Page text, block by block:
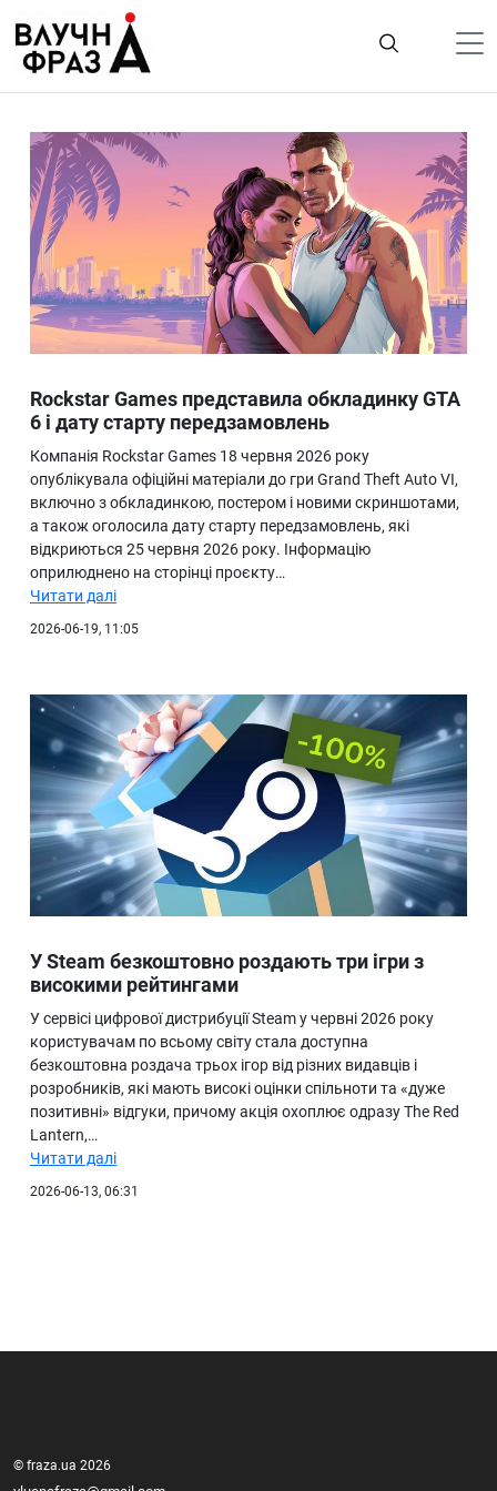
содержимому
Гроші
Життя
Лайфстайл
ТехноНаука
Людина
Ukraine
Про нас
Rockstar Games представила обкладинку GTA
6 і дату старту передзамовлень
Компанія Rockstar Games 18 червня 2026 року
опублікувала офіційні матеріали до гри Grand Theft Auto VI,
включно з обкладинкою, постером і новими скриншотами,
а також оголосила дату старту передзамовлень, які
відкриються 25 червня 2026 року. Інформацію
оприлюднено на сторінці проєкту…
Читати далі
2026-06-19, 11:05
У Steam безкоштовно роздають три ігри з
високими рейтингами
У сервісі цифрової дистрибуції Steam у червні 2026 року
користувачам по всьому світу стала доступна
безкоштовна роздача трьох ігор від різних видавців і
розробників, які мають високі оцінки спільноти та «дуже
позитивні» відгуки, причому акція охоплює одразу The Red
Lantern,…
Читати далі
2026-06-13, 06:31
© fraza.ua 2026